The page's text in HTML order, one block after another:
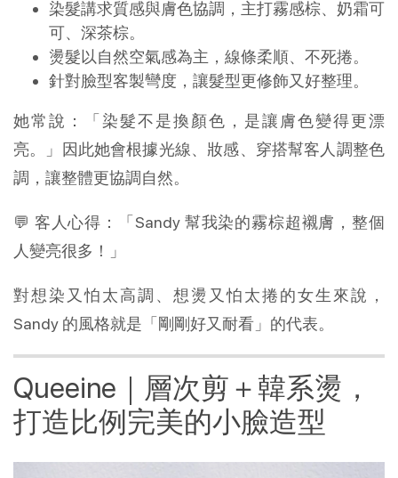
染髮講求質感與膚色協調，主打霧感棕、奶霜可
可、深茶棕。
燙髮以自然空氣感為主，線條柔順、不死捲。
針對臉型客製彎度，讓髮型更修飾又好整理。
她常說：「染髮不是換顏色，是讓膚色變得更漂
亮。」因此她會根據光線、妝感、穿搭幫客人調整色
調，讓整體更協調自然。
💬 客人心得：「Sandy 幫我染的霧棕超襯膚，整個
人變亮很多！」
對想染又怕太高調、想燙又怕太捲的女生來說，
Sandy 的風格就是「剛剛好又耐看」的代表。
Queeine｜層次剪＋韓系燙，
打造比例完美的小臉造型